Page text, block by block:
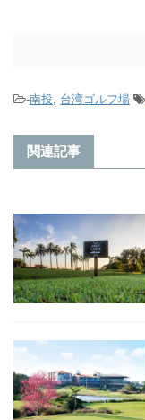
-南投 台湾ゴルフ場
関連記事